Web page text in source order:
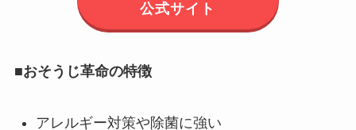
公式サイト
■おそうじ革命の特徴
アレルギー対策や除菌に強い